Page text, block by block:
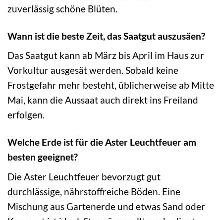
zuverlässig schöne Blüten.
Wann ist die beste Zeit, das Saatgut auszusäen?
Das Saatgut kann ab März bis April im Haus zur
Vorkultur ausgesät werden. Sobald keine
Frostgefahr mehr besteht, üblicherweise ab Mitte
Mai, kann die Aussaat auch direkt ins Freiland
erfolgen.
Welche Erde ist für die Aster Leuchtfeuer am
besten geeignet?
Die Aster Leuchtfeuer bevorzugt gut
durchlässige, nährstoffreiche Böden. Eine
Mischung aus Gartenerde und etwas Sand oder